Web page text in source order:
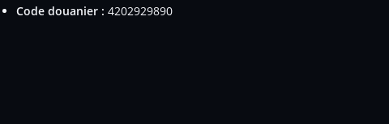
Code douanier : 4202929890